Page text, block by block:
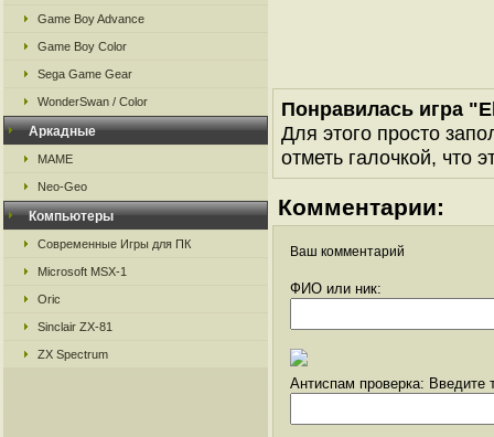
Game Boy Advance
Game Boy Color
Sega Game Gear
WonderSwan / Color
Аркадные
MAME
Neo-Geo
Компьютеры
Современные Игры для ПК
Microsoft MSX-1
Oric
Sinclair ZX-81
ZX Spectrum
Понравилась игра
Для этого просто
отметь галочкой, что
Комментарии:
Ваш комментарий
ФИО или ник:
Антиспам проверка: Введите